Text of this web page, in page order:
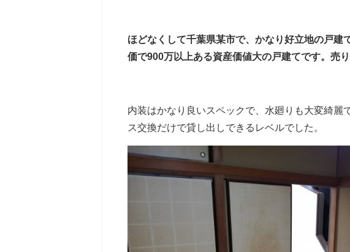
ほどなくして千葉県某市で、かなり好立地の戸建
価で900万以上ある資産価値大の戸建てです。売
内装はかなり良いスペックで、水廻りも大変綺麗
ス交換だけで貸し出しできるレベルでした。